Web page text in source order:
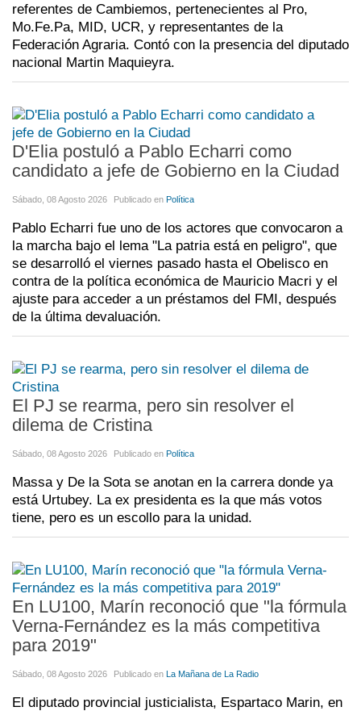
referentes de Cambiemos, pertenecientes al Pro,
Mo.Fe.Pa, MID, UCR, y representantes de la
Federación Agraria. Contó con la presencia del diputado
nacional Martin Maquieyra.
D'Elia postuló a Pablo Echarri como
candidato a jefe de Gobierno en la Ciudad
Sábado, 08 Agosto 2026 Publicado en Política
Pablo Echarri fue uno de los actores que convocaron a
la marcha bajo el lema "La patria está en peligro", que
se desarrolló el viernes pasado hasta el Obelisco en
contra de la política económica de Mauricio Macri y el
ajuste para acceder a un préstamos del FMI, después
de la última devaluación.
El PJ se rearma, pero sin resolver el
dilema de Cristina
Sábado, 08 Agosto 2026 Publicado en Política
Massa y De la Sota se anotan en la carrera donde ya
está Urtubey. La ex presidenta es la que más votos
tiene, pero es un escollo para la unidad.
En LU100, Marín reconoció que "la fórmula
Verna-Fernández es la más competitiva
para 2019"
Sábado, 08 Agosto 2026 Publicado en La Mañana de La Radio
El diputado provincial justicialista, Espartaco Marin, en